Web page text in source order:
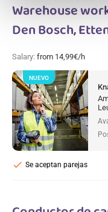
Warehouse
Den Bosch,
Salary: from 14,99€/h
Se aceptan parejas
check
NUEVO